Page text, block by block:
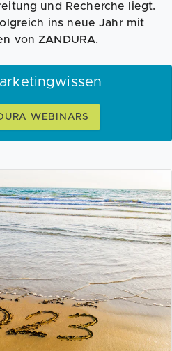
und Recherche liegt.
ins neue Jahr mit
von ZANDURA.
WEBINARS